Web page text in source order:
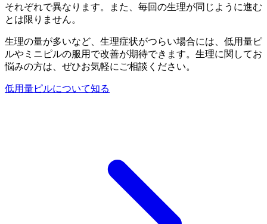
それぞれで異なります。また、毎回の生理が同じように進む
とは限りません。
生理の量が多いなど、生理症状がつらい場合には、 低用量ピ
ルやミニピルの服用で改善が期待できます。 生理に関してお
悩みの方は、ぜひお気軽にご相談ください。
低用量ピルについて知る